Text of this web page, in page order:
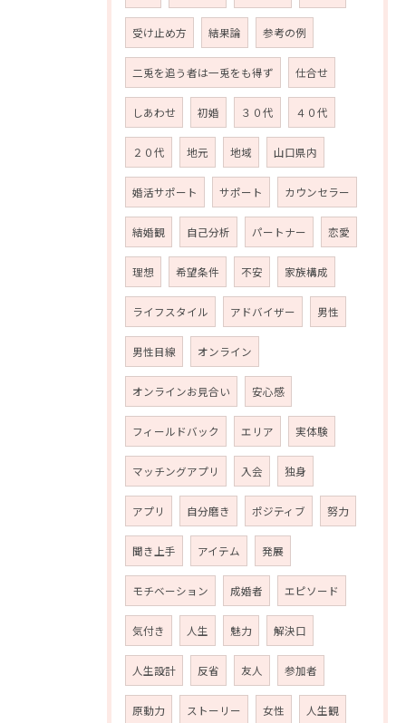
受け止め方 結果論 参考の例
二兎を追う者は一兎をも得ず 仕合せ
しあわせ 初婚 ３０代 ４０代
２０代 地元 地域 山口県内
婚活サポート サポート カウンセラー
結婚観 自己分析 パートナー 恋愛
理想 希望条件 不安 家族構成
ライフスタイル アドバイザー 男性
男性目線 オンライン
オンラインお見合い 安心感
フィールドバック エリア 実体験
マッチングアプリ 入会 独身
アプリ 自分磨き ポジティブ 努力
聞き上手 アイテム 発展
モチベーション 成婚者 エピソード
気付き 人生 魅力 解決口
人生設計 反省 友人 参加者
原動力 ストーリー 女性 人生観